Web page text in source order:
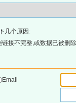
几个原因:
接不完整,或数据已被删
Email